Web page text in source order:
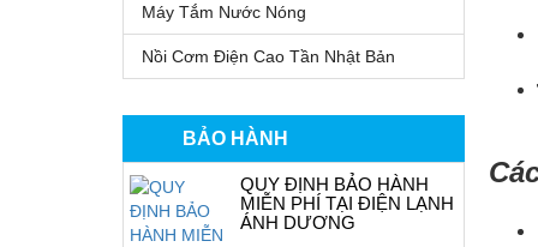
Máy Tắm Nước Nóng
Nồi Cơm Điện Cao Tần Nhật Bản
BẢO HÀNH
QUY ĐỊNH BẢO HÀNH
MIỄN PHÍ TẠI ĐIỆN LẠNH
ÁNH DƯƠNG